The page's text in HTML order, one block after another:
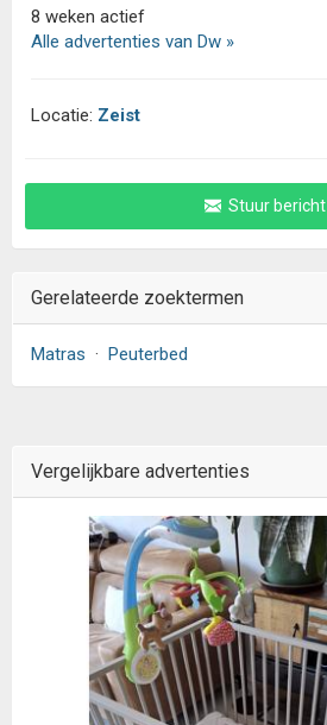
8 weken actief
Alle advertenties van Dw »
Locatie: Zeist
Stuur bericht
Gerelateerde zoektermen
Matras · Peuterbed
Vergelijkbare advertenties